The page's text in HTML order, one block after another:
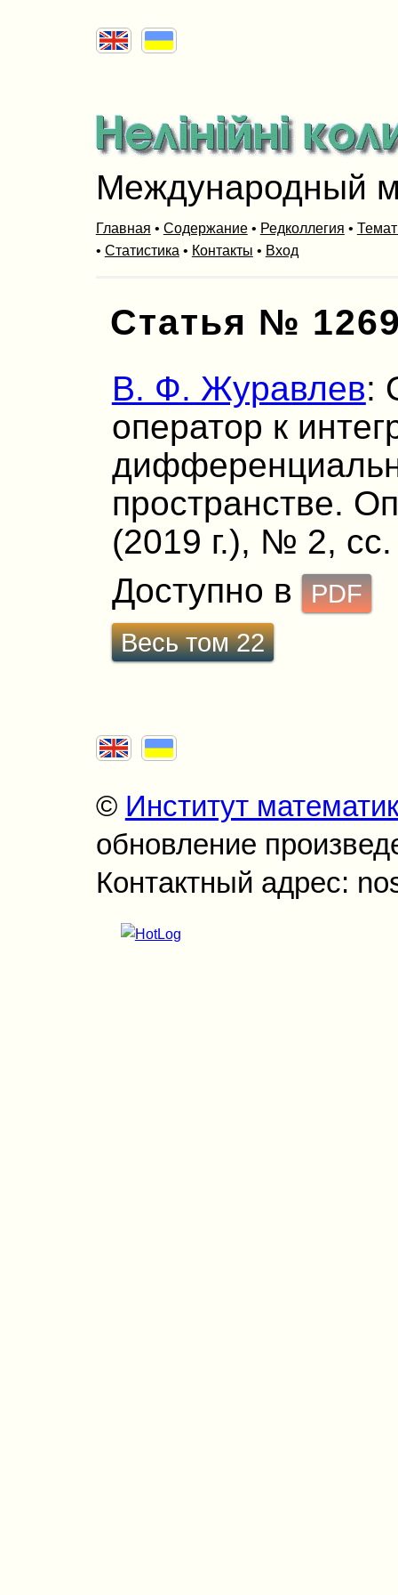
Международный
Главная • Содержание• Редколлегия •
• Статистика • Контакты • Вход
Статья №
В. Ф. Журавлев:
оператор к
пространстве.
(2019 г.), № 2,
Доступно в
PDF
Весь том 22
© Институт
обновление
Контактный адрес: